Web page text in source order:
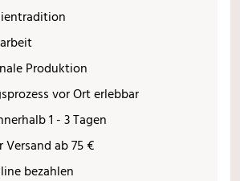
Produktion
vor Ort erlebbar
1 - 3 Tagen
Versand ab 75 €
bezahlen